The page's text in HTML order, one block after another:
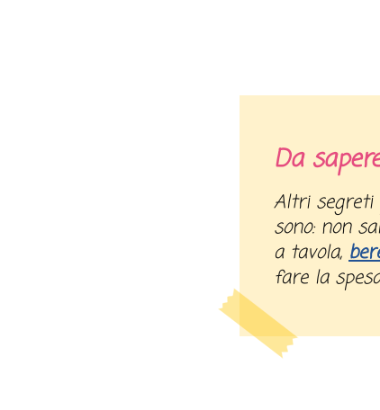
Da
Altri segreti per perdere peso in poco tempo
sono: non
a tavola,
fare la